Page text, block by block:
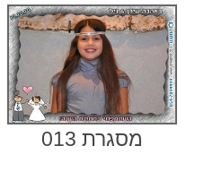
מסגרת 013